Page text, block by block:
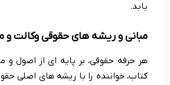
یابد.
مبانی و ریشه های حقوقی وکالت و
هر حرفه حقوقی، بر پایه ای از اصول و
کتاب، خواننده را با ریشه های اصلی